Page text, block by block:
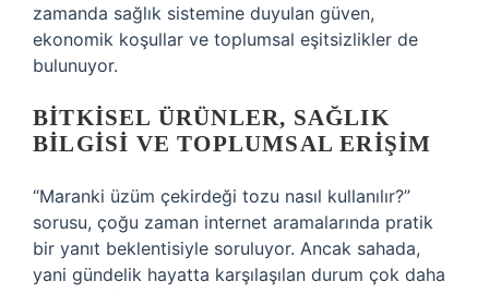
zamanda sağlık sistemine duyulan güven,
ekonomik koşullar ve toplumsal eşitsizlikler de
bulunuyor.
BITKISEL ÜRÜNLER, SAĞLIK
BILGISI VE TOPLUMSAL ERIŞIM
“Maranki üzüm çekirdeği tozu nasıl kullanılır?”
sorusu, çoğu zaman internet aramalarında pratik
bir yanıt beklentisiyle soruluyor. Ancak sahada,
yani gündelik hayatta karşılaşılan durum çok daha